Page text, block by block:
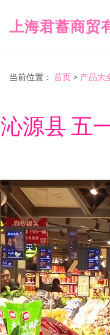
上海君蓄商贸
当前位置： 首页 > 产品大
沁源县 五